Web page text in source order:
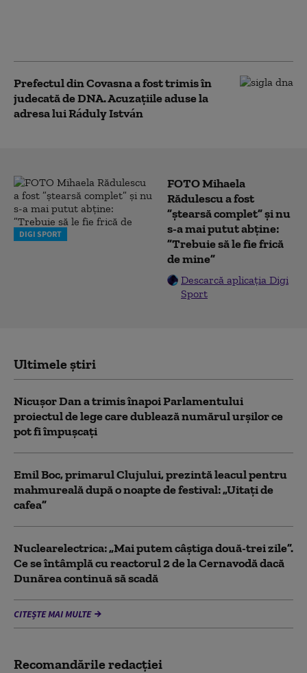
Prefectul din Covasna a fost trimis în
judecată de DNA. Acuzațiile aduse la
adresa lui Ráduly István
DIGI SPORT
FOTO Mihaela
Rădulescu a fost
”ștearsă complet” și nu
s-a mai putut abține:
”Trebuie să le fie frică
de mine”
Descarcă aplicația Digi
Sport
Ultimele știri
Nicușor Dan a trimis înapoi Parlamentului
proiectul de lege care dublează numărul urșilor ce
pot fi împușcați
Emil Boc, primarul Clujului, prezintă leacul pentru
mahmureală după o noapte de festival: „Uitați de
cafea”
Nuclearelectrica: „Mai putem câștiga două-trei zile”.
Ce se întâmplă cu reactorul 2 de la Cernavodă dacă
Dunărea continuă să scadă
CITEȘTE MAI MULTE
Recomandările redacţiei